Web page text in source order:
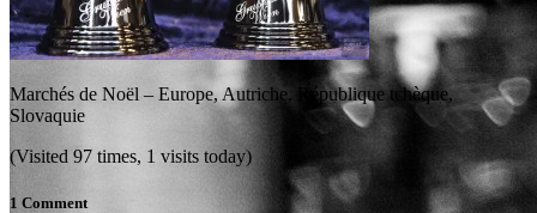
Marchés de Noël – Europe, Autriche, République tchèque,
Slovaquie
(Visited 97 times, 1 visits today)
1 Comment